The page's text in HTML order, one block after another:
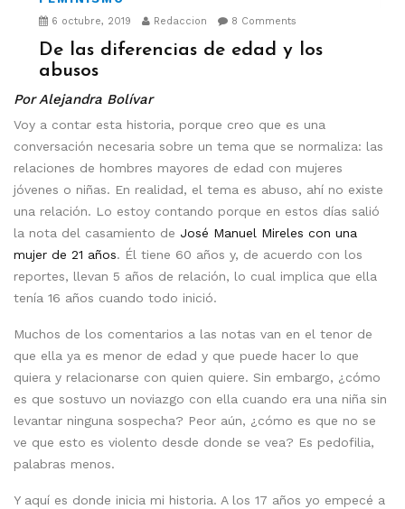
6 octubre, 2019 Redaccion 8 Comments
De las diferencias de edad y los
abusos
Por Alejandra Bolívar
Voy a contar esta historia, porque creo que es una
conversación necesaria sobre un tema que se normaliza: las
relaciones de hombres mayores de edad con mujeres
jóvenes o niñas. En realidad, el tema es abuso, ahí no existe
una relación. Lo estoy contando porque en estos días salió
la nota del casamiento de José Manuel Mireles con una
mujer de 21 años. Él tiene 60 años y, de acuerdo con los
reportes, llevan 5 años de relación, lo cual implica que ella
tenía 16 años cuando todo inició.
Muchos de los comentarios a las notas van en el tenor de
que ella ya es menor de edad y que puede hacer lo que
quiera y relacionarse con quien quiere. Sin embargo, ¿cómo
es que sostuvo un noviazgo con ella cuando era una niña sin
levantar ninguna sospecha? Peor aún, ¿cómo es que no se
ve que esto es violento desde donde se vea? Es pedofilia,
palabras menos.
Y aquí es donde inicia mi historia. A los 17 años yo empecé a